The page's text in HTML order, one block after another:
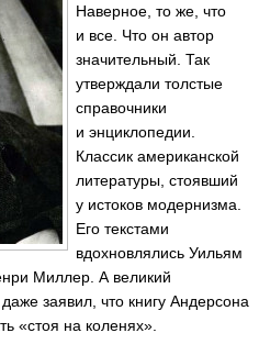
Наверное, то же, что
и все. Что он автор
значительный. Так
утверждали толстые
справочники
и энциклопедии.
Классик американской
литературы, стоявший
у истоков модернизма.
Его текстами
вдохновлялись Уильям
Миллер. А великий
заявил, что книгу Андерсона
«стоя на коленях».